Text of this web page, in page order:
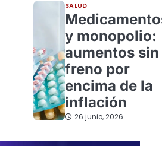
SALUD
y monopolio:
aumentos sin
freno por
encima de la
inflación
26 junio, 2026